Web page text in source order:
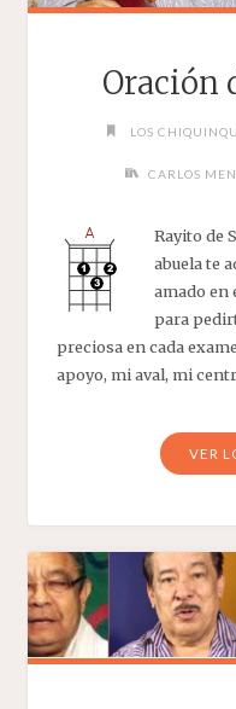
Oración
LOS
CARLOS
Rayito de
abuela te
amado en
para
preciosa en cada
apoyo, mi aval, mi
VER